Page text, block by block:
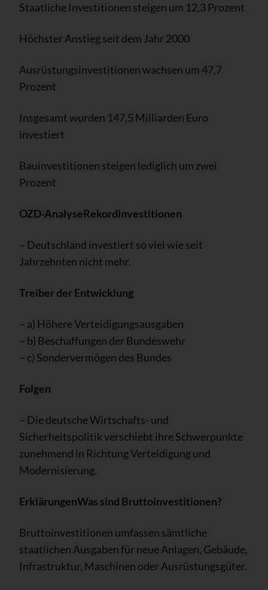
Staatliche Investitionen steigen um 12,3 Prozent
Höchster Anstieg seit dem Jahr 2000
Ausrüstungsinvestitionen wachsen um 47,7
Prozent
Insgesamt wurden 147,5 Milliarden Euro
investiert
Bauinvestitionen steigen lediglich um zwei
Prozent
OZD-AnalyseRekordinvestitionen
– Deutschland investiert so viel wie seit
Jahrzehnten nicht mehr.
Treiber der Entwicklung
– a) Höhere Verteidigungsausgaben
– b) Beschaffungen der Bundeswehr
– c) Sondervermögen des Bundes
Folgen
– Die deutsche Wirtschafts- und
Sicherheitspolitik verschiebt ihre Schwerpunkte
zunehmend in Richtung Verteidigung und
Modernisierung.
ErklärungenWas sind Bruttoinvestitionen?
Bruttoinvestitionen umfassen sämtliche
staatlichen Ausgaben für neue Anlagen, Gebäude,
Infrastruktur, Maschinen oder Ausrüstungsgüter.